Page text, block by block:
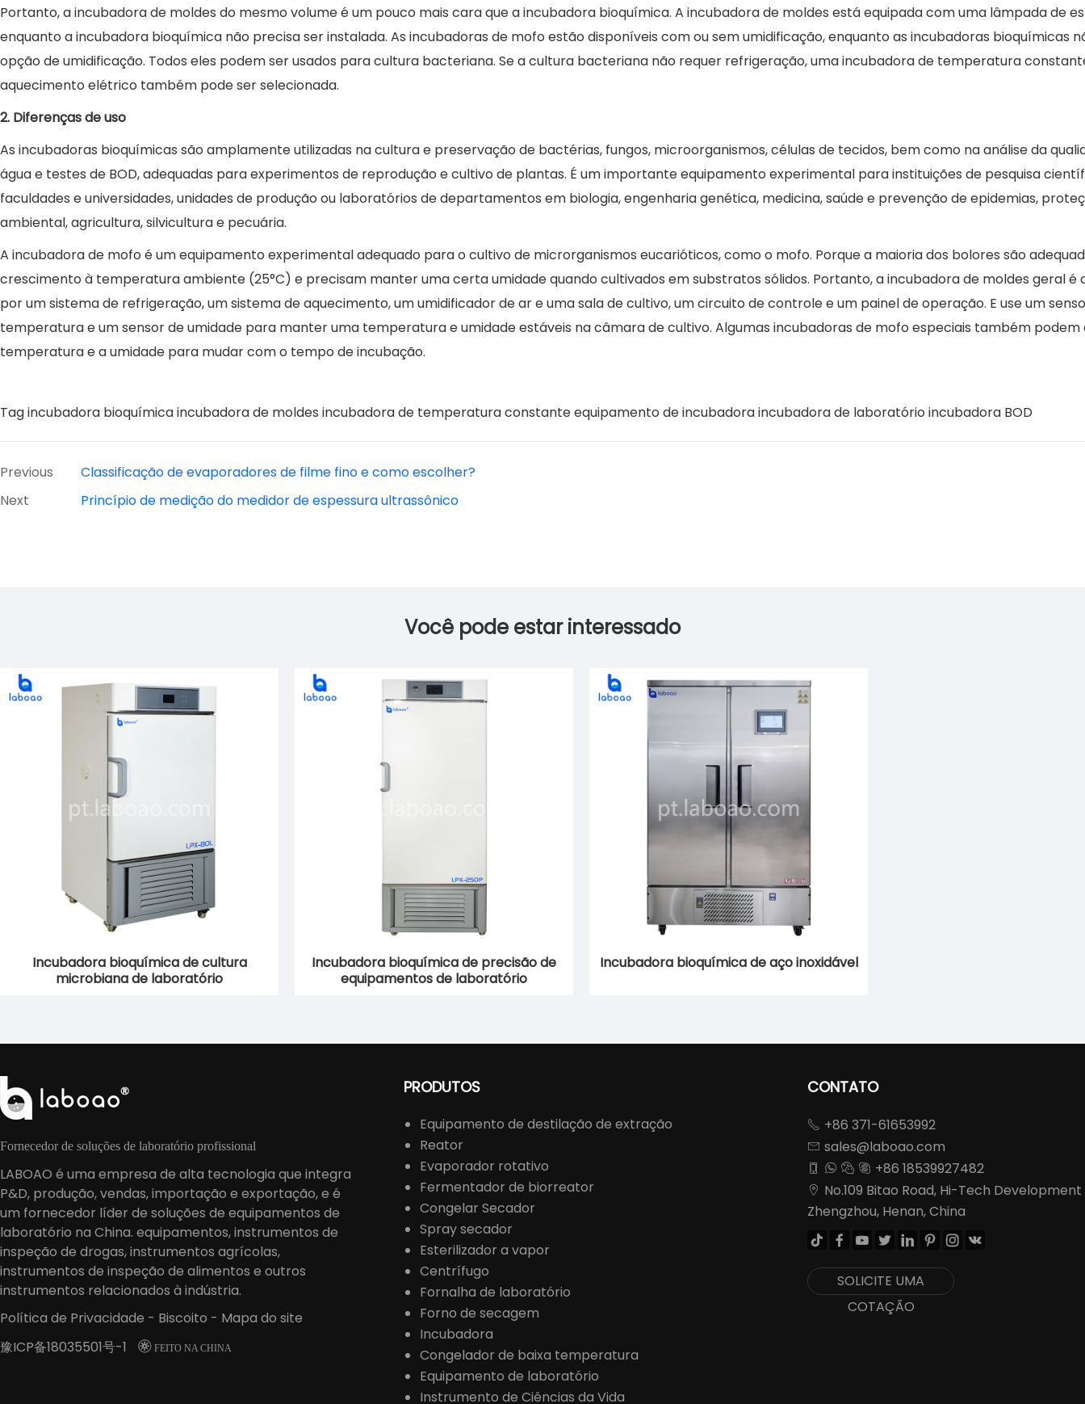
Portanto, a incubadora de moldes do mesmo volume é um pouco mais cara que a incubadora bioquímica. A incubadora de moldes está equipada com uma lâmpada de
enquanto a incubadora bioquímica não precisa ser instalada. As incubadoras de mofo estão disponíveis com ou sem umidificação, enquanto as incubadoras bioquímicas
opção de umidificação. Todos eles podem ser usados para cultura bacteriana. Se a cultura bacteriana não requer refrigeração, uma incubadora de temperatura
aquecimento elétrico também pode ser selecionada.
2. Diferenças de uso
As incubadoras bioquímicas são amplamente utilizadas na cultura e preservação de bactérias, fungos, microorganismos, células de tecidos, bem como na análise da
água e testes de BOD, adequadas para experimentos de reprodução e cultivo de plantas. É um importante equipamento experimental para instituições de pesquisa
faculdades e universidades, unidades de produção ou laboratórios de departamentos em biologia, engenharia genética, medicina, saúde e prevenção de epidemias,
ambiental, agricultura, silvicultura e pecuária.
A incubadora de mofo é um equipamento experimental adequado para o cultivo de microrganismos eucarióticos, como o mofo. Porque a maioria dos bolores são
crescimento à temperatura ambiente (25°C) e precisam manter uma certa umidade quando cultivados em substratos sólidos. Portanto, a incubadora de moldes geral é
por um sistema de refrigeração, um sistema de aquecimento, um umidificador de ar e uma sala de cultivo, um circuito de controle e um painel de operação. E use um
temperatura e um sensor de umidade para manter uma temperatura e umidade estáveis na câmara de cultivo. Algumas incubadoras de mofo especiais também podem
temperatura e a umidade para mudar com o tempo de incubação.
Tagincubadora bioquímicaincubadora de moldes incubadora de temperatura constanteequipamento de incubadoraincubadora de laboratório incubadora BOD
Previous
Classificação de evaporadores de filme fino e como escolher?
Next
Princípio de medição do medidor de espessura ultrassônico
Você pode estar interessado
Incubadora bioquímica de cultura
microbiana de laboratório
Incubadora bioquímica de precisão de
equipamentos de laboratório
Incubadora bioquímica de aço inoxidável
Fornecedor de soluções de laboratório profissional
LABOAO é uma empresa de alta tecnologia que integra
P&D, produção, vendas, importação e exportação, e é
um fornecedor líder de soluções de equipamentos de
laboratório na China. equipamentos, instrumentos de
inspeção de drogas, instrumentos agrícolas,
instrumentos de inspeção de alimentos e outros
instrumentos relacionados à indústria.
Política de Privacidade - Biscoito - Mapa do site
豫ICP备18035501号-1
 FEITO NA CHINA
PRODUTOS
Equipamento de destilação de extração
Reator
Evaporador rotativo
Fermentador de biorreator
Congelar Secador
Spray secador
Esterilizador a vapor
Centrífugo
Fornalha de laboratório
Forno de secagem
Incubadora
Congelador de baixa temperatura
Equipamento de laboratório
Instrumento de Ciências da Vida
CONTATO
 +86 371-61653992
 sales@laboao.com
    +86 18539927482
 No.109 Bitao Road, Hi-Tech Development
Zhengzhou, Henan, China
       
SOLICITE UMA
COTAÇÃO